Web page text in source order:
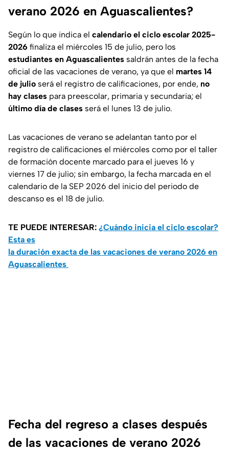
verano 2026 en Aguascalientes?
Según lo que indica el calendario el ciclo escolar 2025-
2026 finaliza el miércoles 15 de julio, pero los
estudiantes en Aguascalientes saldrán antes de la fecha
oficial de las vacaciones de verano, ya que el martes 14
de julio será el registro de calificaciones, por ende, no
hay clases para preescolar, primaria y secundaria; el
último día de clases será el lunes 13 de julio.
Las vacaciones de verano se adelantan tanto por el
registro de calificaciones el miércoles como por el taller
de formación docente marcado para el jueves 16 y
viernes 17 de julio; sin embargo, la fecha marcada en el
calendario de la SEP 2026 del inicio del periodo de
descanso es el 18 de julio.
TE PUEDE INTERESAR: ¿Cuándo inicia el ciclo escolar?
Esta es
la duración exacta de las vacaciones de verano 2026 en
Aguascalientes
Fecha del regreso a clases después
de las vacaciones de verano 2026